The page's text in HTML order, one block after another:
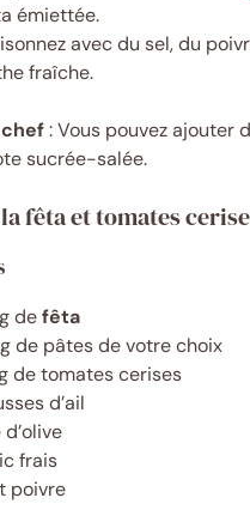
émiettée.
avec du sel, du
fraîche.
: Vous pouvez ajouter
sucrée-salée.
fêta et tomates
defêta
de pâtes de votre choix
de tomates cerises
d’ail
frais
poivre